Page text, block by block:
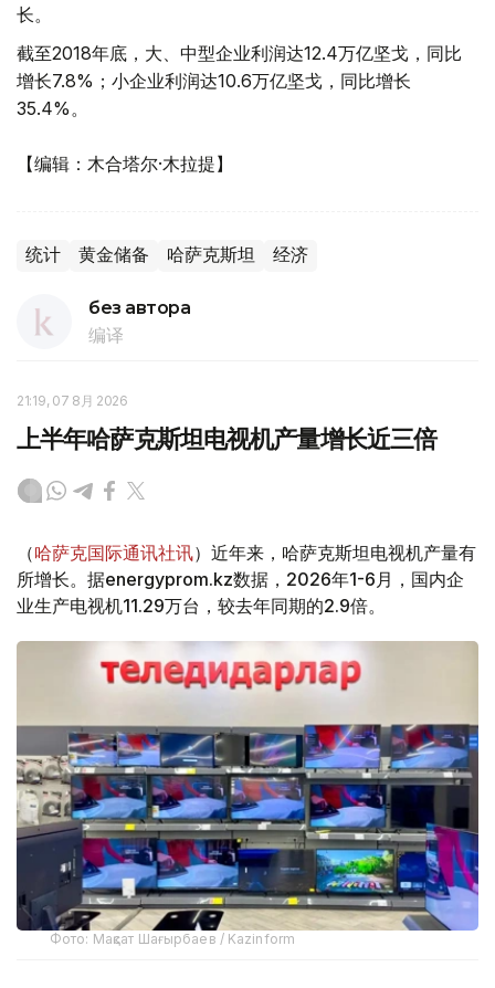
长。
截至2018年底，大、中型企业利润达12.4万亿坚戈，同比
增长7.8%；小企业利润达10.6万亿坚戈，同比增长
35.4%。
【编辑：木合塔尔·木拉提】
统计 黄金储备 哈萨克斯坦 经济
без автора
编译
21:19, 07 8月 2026
上半年哈萨克斯坦电视机产量增长近三倍
（哈萨克国际通讯社讯）近年来，哈萨克斯坦电视机产量有
所增长。据energyprom.kz数据，2026年1-6月，国内企
业生产电视机11.29万台，较去年同期的2.9倍。
Фото: Мақсат Шағырбаев / Kazinform